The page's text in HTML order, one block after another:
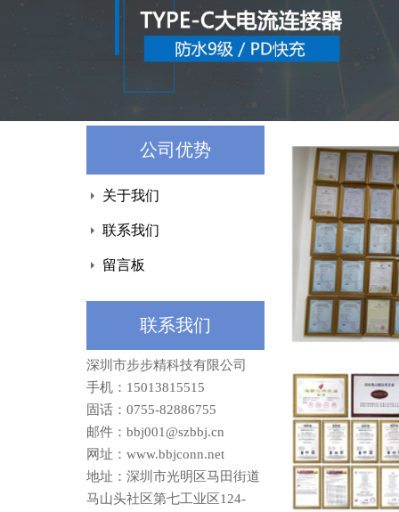
公司优势
关于我们
联系我们
留言板
联系我们
深圳市步步精科技有限公司
手机：15013815515
固话：0755-82886755
邮件：bbj001@szbbj.cn
网址：www.bbjconn.net
地址： 深圳市光明区马田街道
马山头社区第七工业区124-